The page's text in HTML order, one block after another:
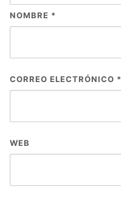
NOMBRE *
CORREO ELECTRÓNICO *
WEB